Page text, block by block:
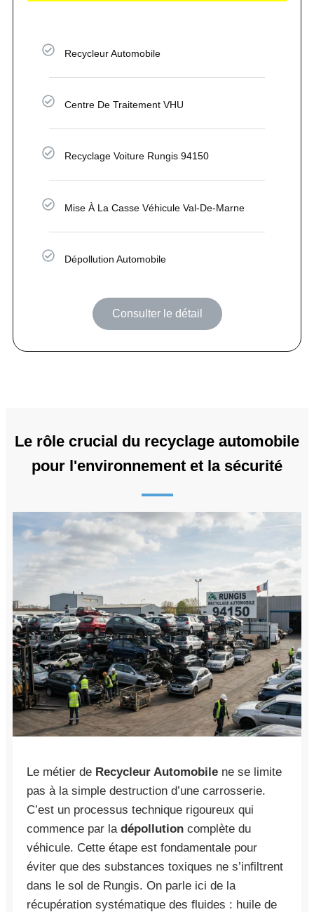
Recycleur Automobile
Centre De Traitement VHU
Recyclage Voiture Rungis 94150
Mise À La Casse Véhicule Val-De-Marne
Dépollution Automobile
Consulter le détail
Le rôle crucial du recyclage automobile
pour l'environnement et la sécurité
Le métier de Recycleur Automobile ne se limite
pas à la simple destruction d’une carrosserie.
C’est un processus technique rigoureux qui
commence par la dépollution complète du
véhicule. Cette étape est fondamentale pour
éviter que des substances toxiques ne s’infiltrent
dans le sol de Rungis. On parle ici de la
récupération systématique des fluides : huile de